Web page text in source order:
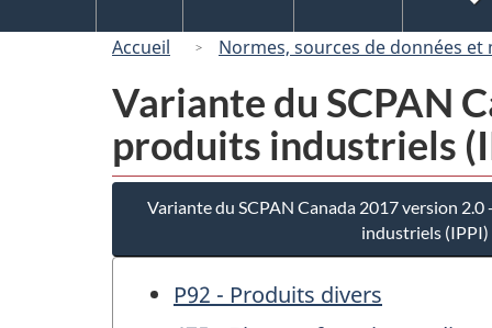
Accueil Normes, sources de données et
Variante du SCPAN
produits industriels
Variante du SCPAN Canada 2017 version
industriels (IPPI)
P92 - Produits divers